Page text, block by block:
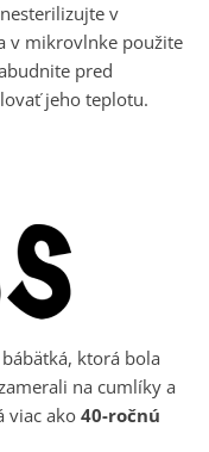
v
v mikrovlnke použite
pred
jeho teplotu.
ktorá bola
na cumlíky a
viac ako 40-ročnú